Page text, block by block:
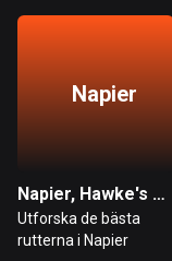
17 rutter
410 rutter
Belarus
141 rutter
Napier
Napier, Hawke's Bay
Utforska de bästa
rutterna i Napier